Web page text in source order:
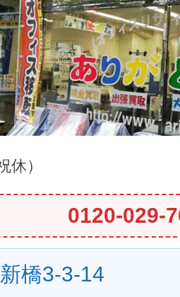
休）
0120-029-
橋3-3-14